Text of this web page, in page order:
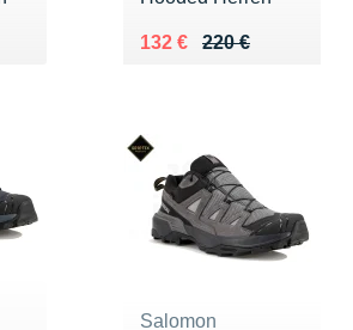
220 €
Au lieu de 220 €
132 €
Vendu 132 €
Salomon